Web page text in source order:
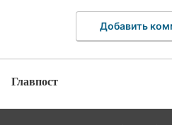
Добавить
Главпост